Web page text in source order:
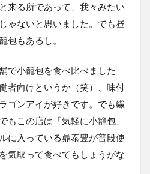
来る所であって、我々みたい
ゃないと思いました。でも昼
包もあるし。
で小籠包を食べ比べました
者向けというか（笑）、味付
ゴンアイが好きです。でも繊
もこの店は「気軽に小籠包」
に入っている鼎泰豊が普段使
気取って食べてもしょうがな